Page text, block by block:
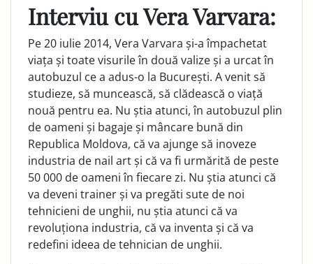
Interviu cu Vera Varvara:
Pe 20 iulie 2014, Vera Varvara și-a împachetat
viața și toate visurile în două valize și a urcat în
autobuzul ce a adus-o la București. A venit să
studieze, să muncească, să clădească o viață
nouă pentru ea. Nu știa atunci, în autobuzul plin
de oa­meni și bagaje și mâncare bună din
Republica Moldova, că va ajunge să inoveze
industria de nail art și că va fi urmărită de peste
50 000 de oameni în fiecare zi. Nu știa atunci că
va deveni trainer și va pregăti sute de noi
tehnicieni de unghii, nu știa atunci că va
revoluționa industria, că va inventa și că va
redefini ideea de tehnician de unghii.